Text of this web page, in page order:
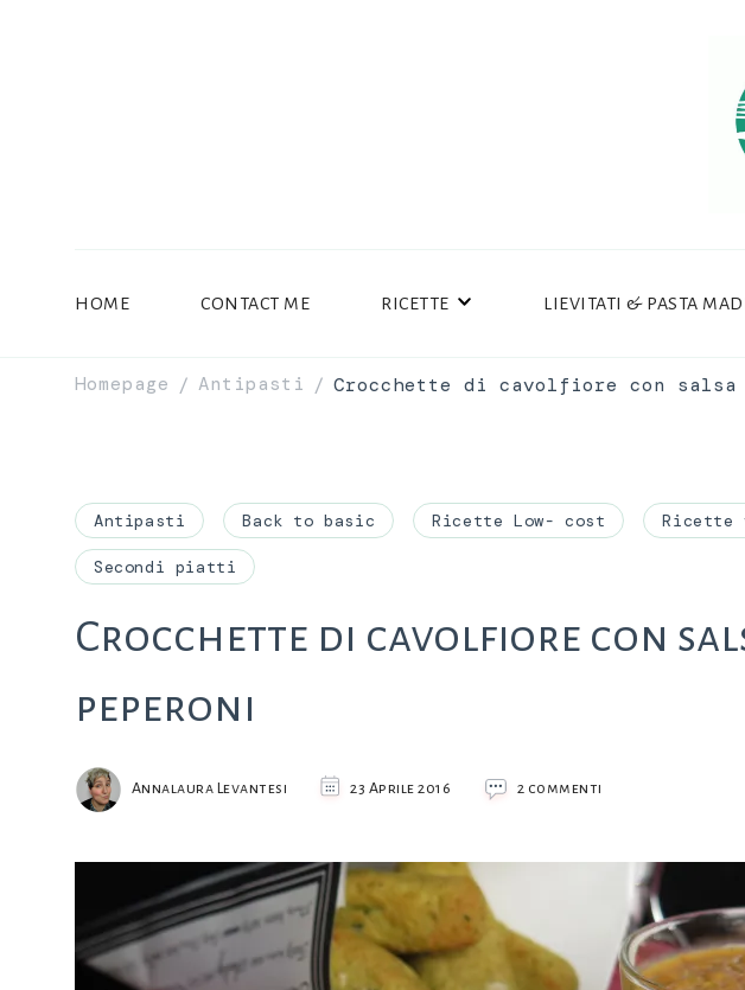
HOME CONTACT ME RICETTE LIEVITATI & PASTA
Homepage / Antipasti / Crocchette di cavolfiore con salsa
Antipasti Back to basic Ricette Low- cost Ricette
Secondi piatti
Crocchette di cavolfiore con
peperoni
Annalaura Levantesi 23 Aprile 2016 2 commenti
cavolfiore
salsa
peperoni